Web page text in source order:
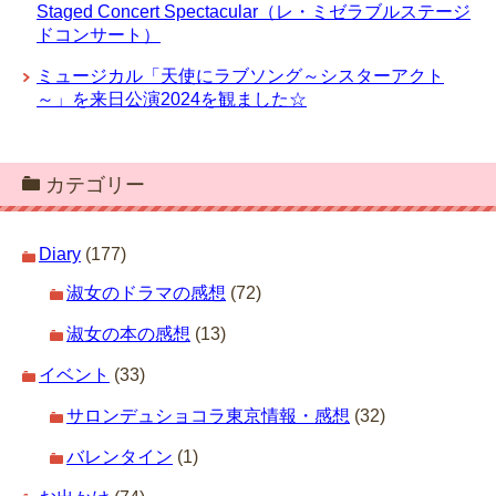
Staged Concert Spectacular（レ・ミゼラブルステージ
ドコンサート）
ミュージカル「天使にラブソング～シスターアクト
～」を来日公演2024を観ました☆
カテゴリー
Diary (177)
淑女のドラマの感想 (72)
淑女の本の感想 (13)
イベント (33)
サロンデュショコラ東京情報・感想 (32)
バレンタイン (1)